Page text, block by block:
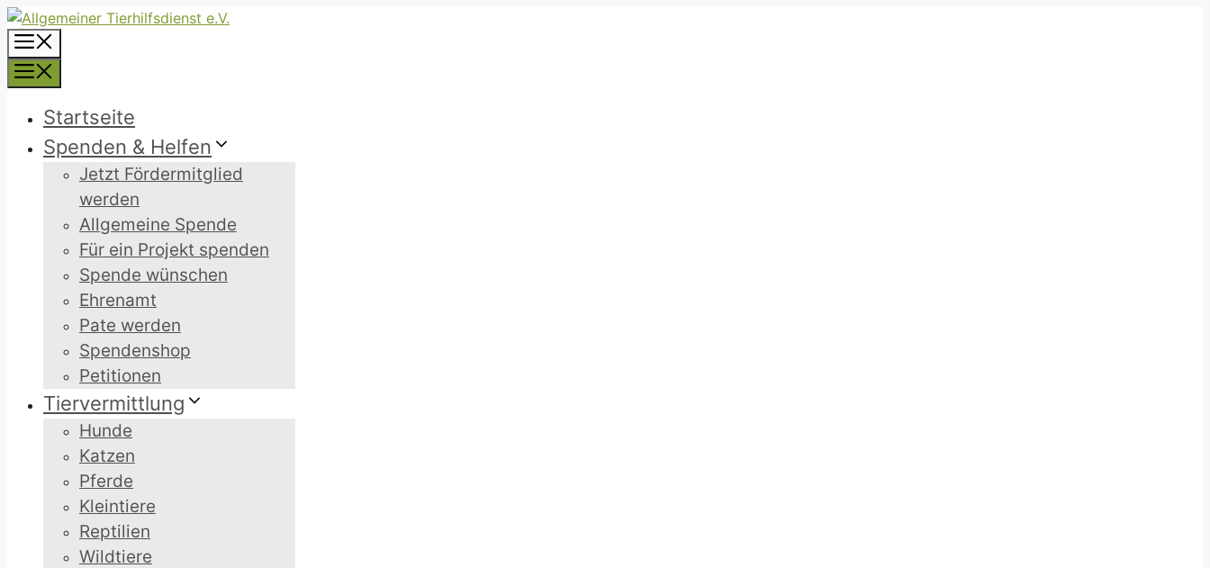
Zum
Inhalt
springen
Startseite
Spenden & Helfen
Jetzt Fördermitglied
werden
Allgemeine Spende
Für ein Projekt spenden
Spende wünschen
Ehrenamt
Pate werden
Spendenshop
Petitionen
Tiervermittlung
Hunde
Katzen
Pferde
Kleintiere
Reptilien
Wildtiere